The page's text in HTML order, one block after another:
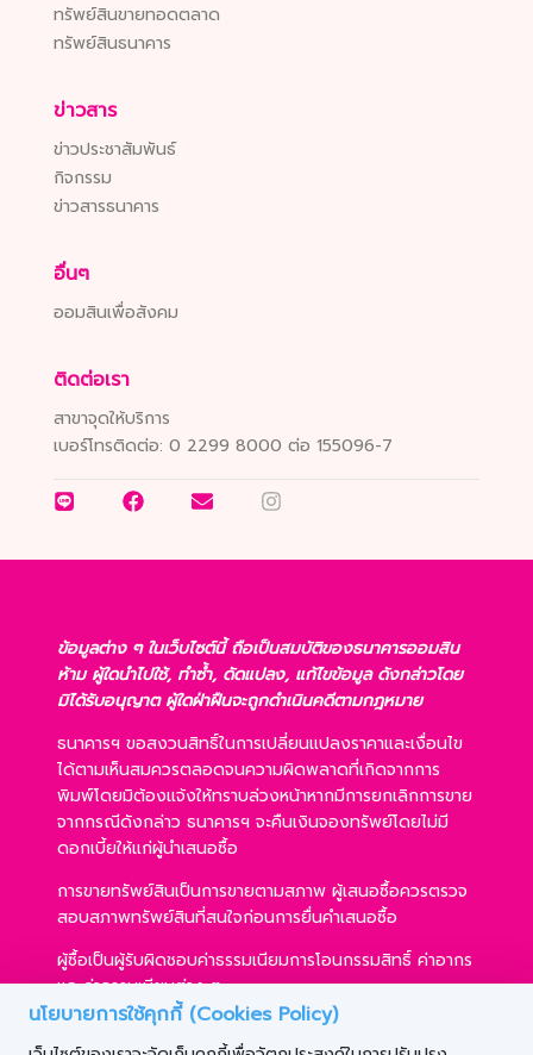
นโยบายการใช้คุกกี้ (Cookies Policy)
ทรัพย์สินขายทอดตลาด
ทรัพย์สินธนาคาร
ข่าวสาร
ข่าวประชาสัมพันธ์
กิจกรรม
ข่าวสารธนาคาร
อื่นๆ
ออมสินเพื่อสังคม
ติดต่อเรา
สาขาจุดให้บริการ
เบอร์โทรติดต่อ: 0 2299 8000 ต่อ 155096-7
ข้อมูลต่าง ๆ ในเว็บไซต์นี้ ถือเป็นสมบัติของธนาคารออมสิน
ห้าม ผู้ใดนำไปใช้, ทำซ้ำ, ดัดแปลง, แก้ไขข้อมูล ดังกล่าวโดย
มิได้รับอนุญาต ผู้ใดฝ่าฝืนจะถูกดำเนินคดีตามกฎหมาย
ธนาคารฯ ขอสงวนสิทธิ์ในการเปลี่ยนแปลงราคาและเงื่อนไข
ได้ตามเห็นสมควรตลอดจนความผิดพลาดที่เกิดจากการ
พิมพ์โดยมิต้องแจ้งให้ทราบล่วงหน้าหากมีการยกเลิกการขาย
จากกรณีดังกล่าว ธนาคารฯ จะคืนเงินจองทรัพย์โดยไม่มี
ดอกเบี้ยให้แก่ผู้นำเสนอซื้อ
การขายทรัพย์สินเป็นการขายตามสภาพ ผู้เสนอซื้อควรตรวจ
สอบสภาพทรัพย์สินที่สนใจก่อนการยื่นคำเสนอซื้อ
ผู้ซื้อเป็นผู้รับผิดชอบค่าธรรมเนียมการโอนกรรมสิทธิ์ ค่าอากร
และค่าธรรมเนียมต่าง ๆ
ผู้ซื้อสามารถขอสินเชื่อได้ตามหลักเกณฑ์ของธนาคารฯ และ